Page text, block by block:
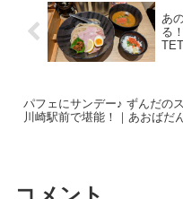
あ
る
パフェにサンデー♪ ずんだの
川崎駅前で堪能！｜あおばだ